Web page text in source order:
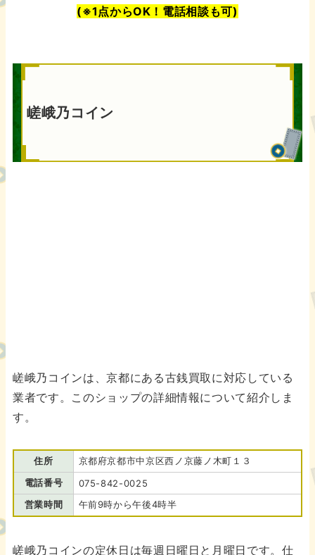
(※1点からOK！電話相談も可)
嵯峨乃コイン
嵯峨乃コインは、京都にある古銭買取に対応している
業者です。このショップの詳細情報について紹介しま
す。
住所
京都府京都市中京区西ノ京藤ノ木町１３
電話番号
075-842-0025
営業時間
午前9時から午後4時半
嵯峨乃コインの定休日は毎週日曜日と月曜日です。仕